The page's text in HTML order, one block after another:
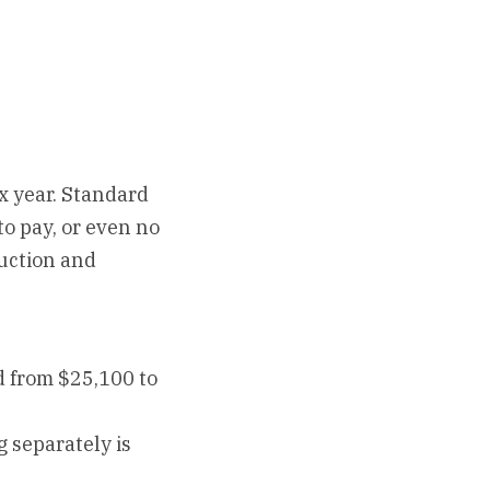
year. Standard
pay, or even no
and
from $25,100 to
separately is